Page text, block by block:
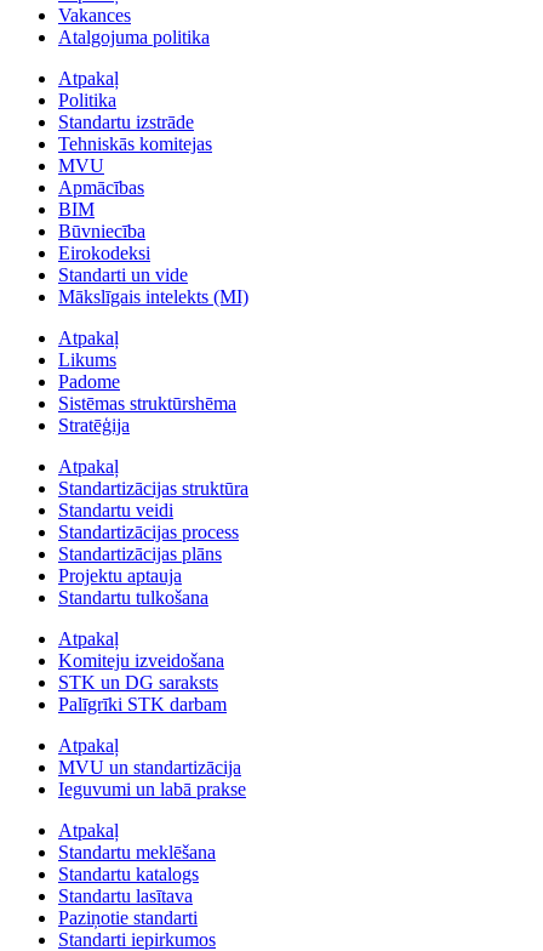
Vakances
Atalgojuma politika
Atpakaļ
Politika
Standartu izstrāde
Tehniskās komitejas
MVU
Apmācības
BIM
Būvniecība
Eirokodeksi
Standarti un vide
Mākslīgais intelekts (MI)
Atpakaļ
Likums
Padome
Sistēmas struktūrshēma
Stratēģija
Atpakaļ
Standartizācijas struktūra
Standartu veidi
Standartizācijas process
Standartizācijas plāns
Projektu aptauja
Standartu tulkošana
Atpakaļ
Komiteju izveidošana
STK un DG saraksts
Palīgrīki STK darbam
Atpakaļ
MVU un standartizācija
Ieguvumi un labā prakse
Atpakaļ
Standartu meklēšana
Standartu katalogs
Standartu lasītava
Paziņotie standarti
Standarti iepirkumos